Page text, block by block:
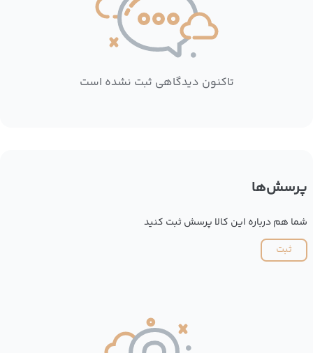
تاکنون دیدگاهی ثبت نشده است
پرسش‌ها
شما هم درباره این کالا پرسش ثبت کنید
ثبت